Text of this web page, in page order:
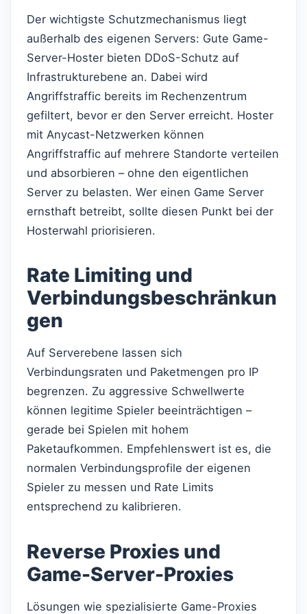
Der wichtigste Schutzmechanismus liegt
außerhalb des eigenen Servers: Gute Game-
Server-Hoster bieten DDoS-Schutz auf
Infrastrukturebene an. Dabei wird
Angriffstraffic bereits im Rechenzentrum
gefiltert, bevor er den Server erreicht. Hoster
mit Anycast-Netzwerken können
Angriffstraffic auf mehrere Standorte verteilen
und absorbieren – ohne den eigentlichen
Server zu belasten. Wer einen Game Server
ernsthaft betreibt, sollte diesen Punkt bei der
Hosterwahl priorisieren.
Rate Limiting und
Verbindungsbeschränkun
gen
Auf Serverebene lassen sich
Verbindungsraten und Paketmengen pro IP
begrenzen. Zu aggressive Schwellwerte
können legitime Spieler beeinträchtigen –
gerade bei Spielen mit hohem
Paketaufkommen. Empfehlenswert ist es, die
normalen Verbindungsprofile der eigenen
Spieler zu messen und Rate Limits
entsprechend zu kalibrieren.
Reverse Proxies und
Game-Server-Proxies
Lösungen wie spezialisierte Game-Proxies